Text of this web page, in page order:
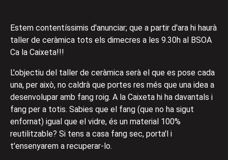
Estem contentíssimis d'anunciar; que a partir d'ara hi haurà
taller de ceràmica tots els dimecres a les 9.30h al BSOA
Ca la Caixeta!!!
L'objectiu del taller de ceràmica serà el que es pose cada
una, per això, no caldrà que portes res més que una idea a
desenvolupar amb fang roig. A la Caixeta hi ha davantals i
fang per a totis. Sabies que el fang (que no ha sigut
enfornat) igual que el vidre, és un material 100%
reutilitzable? Si tens a casa fang sec, porta'l i
t'ensenyarem a recuperar-lo.